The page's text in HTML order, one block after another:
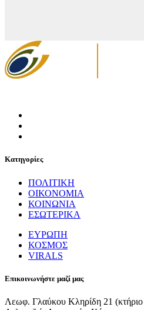
Κατηγορίες
ΠΟΛΙΤΙΚΗ
ΟΙΚΟΝΟΜΙΑ
ΚΟΙΝΩΝΙΑ
ΕΣΩΤΕΡΙΚΑ
ΕΥΡΩΠΗ
ΚΟΣΜΟΣ
VIRALS
Επικοινωνήστε μαζί μας
Λεωφ. Γλαύκου Κληρίδη 21